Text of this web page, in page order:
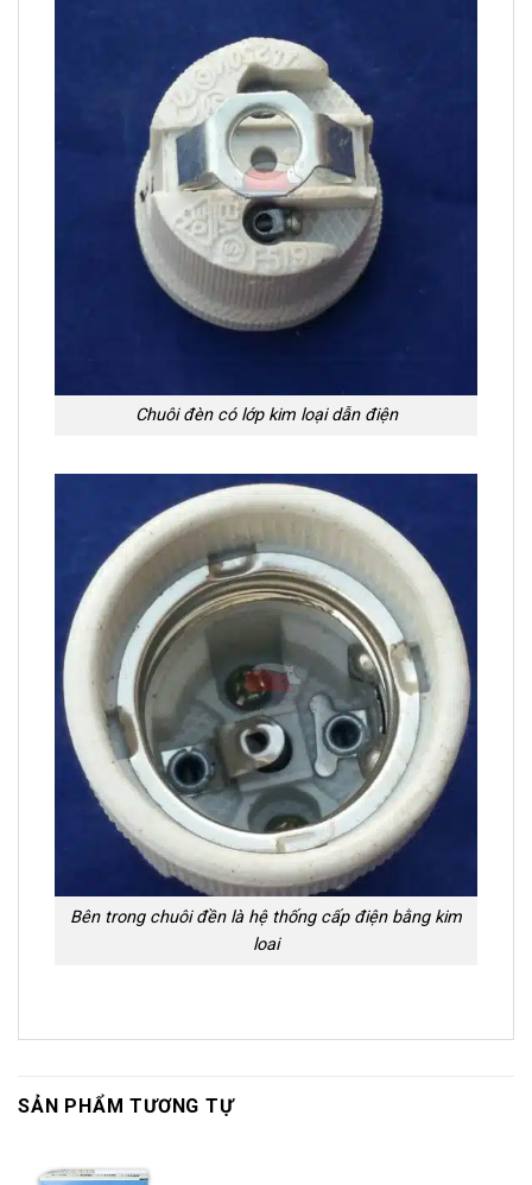
Chuôi đèn có lớp kim loại dẫn điện
Bên trong chuôi đền là hệ thống cấp điện bằng kim
loai
SẢN PHẨM TƯƠNG TỰ